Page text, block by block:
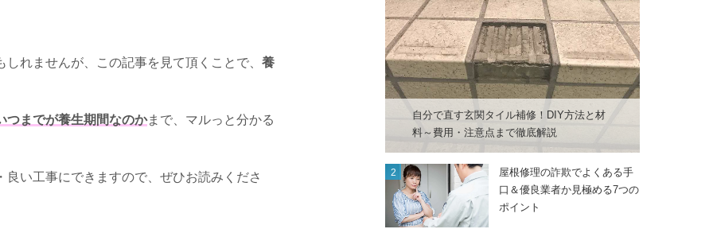
れませんが、この記事を見て頂くことで、 養
つまでが養生期間なのかまで、マルっと分かる
い工事にできますので、ぜひお読みくださ
自分で直す玄関タイル補修！DIY方法と材
料～費用・注意点まで徹底解説
屋根修理の詐欺でよくある手
口＆優良業者か見極める7つの
ポイント